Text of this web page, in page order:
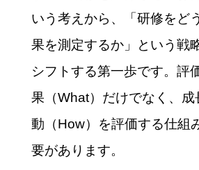
いう考えから、「研修をど
果を測定するか」という戦
シフトする第一歩です。評
果（What）だけでなく、成
動（How）を評価する仕組
要があります。